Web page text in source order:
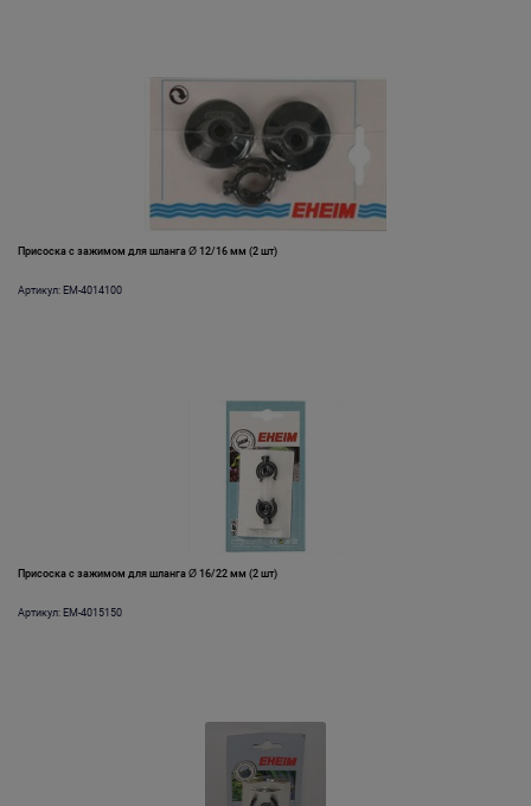
Присоска с зажимом для шланга Ø 12/16 мм (2 шт)
Артикул: EM-4014100
Присоска с зажимом для шланга Ø 16/22 мм (2 шт)
Артикул: EM-4015150